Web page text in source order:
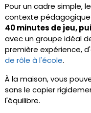
Pour un cadre simple,
contexte
40 minutes de jeu,
avec un groupe idéal
première expérience,
de rôle à l'école.
À la maison, vous
sans le copier
l'équilibre.